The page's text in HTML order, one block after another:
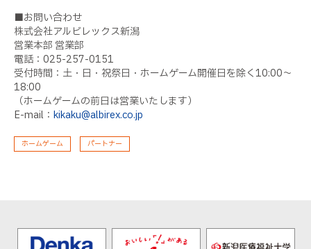
■お問い合わせ
株式会社アルビレックス新潟
営業本部 営業部
電話：025-257-0151
受付時間：土・日・祝祭日・ホームゲーム開催日を除く10:00～
18:00
（ホームゲームの前日は営業いたします）
E-mail： kikaku@albirex.co.jp
ホームゲーム パートナー